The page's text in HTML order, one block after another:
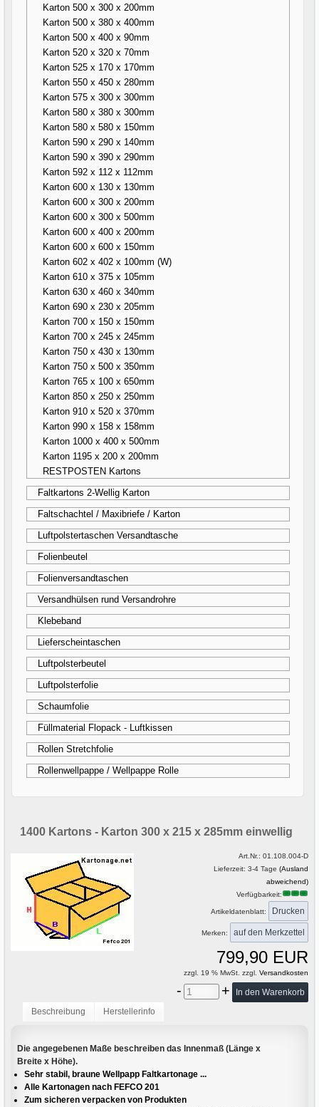
Karton 500 x 300 x 200mm
Karton 500 x 380 x 400mm
Karton 500 x 400 x 90mm
Karton 520 x 320 x 70mm
Karton 525 x 170 x 170mm
Karton 550 x 450 x 280mm
Karton 575 x 300 x 300mm
Karton 580 x 380 x 300mm
Karton 580 x 580 x 150mm
Karton 590 x 290 x 140mm
Karton 590 x 390 x 290mm
Karton 592 x 112 x 112mm
Karton 600 x 130 x 130mm
Karton 600 x 300 x 200mm
Karton 600 x 300 x 500mm
Karton 600 x 400 x 200mm
Karton 600 x 600 x 150mm
Karton 602 x 402 x 100mm (W)
Karton 610 x 375 x 105mm
Karton 630 x 460 x 340mm
Karton 690 x 230 x 205mm
Karton 700 x 150 x 150mm
Karton 700 x 245 x 245mm
Karton 750 x 430 x 130mm
Karton 750 x 500 x 350mm
Karton 765 x 100 x 650mm
Karton 850 x 250 x 250mm
Karton 910 x 520 x 370mm
Karton 990 x 158 x 158mm
Karton 1000 x 400 x 500mm
Karton 1195 x 200 x 200mm
RESTPOSTEN Kartons
Faltkartons 2-Wellig Karton
Faltschachtel / Maxibriefe / Karton
Luftpolstertaschen Versandtasche
Folienbeutel
Folienversandtaschen
Versandhülsen rund Versandrohre
Klebeband
Lieferscheintaschen
Luftpolsterbeutel
Luftpolsterfolie
Schaumfolie
Füllmaterial Flopack - Luftkissen
Rollen Stretchfolie
Rollenwellpappe / Wellpappe Rolle
1400 Kartons - Karton 300 x 215 x 285mm einwellig
Art.Nr.: 01.108.004-D
Lieferzeit: 3-4 Tage (Ausland
abweichend)
Verfügbarkeit:
Artikeldatenblatt: Drucken
Merken:
799,90 EUR
zzgl. 19 % MwSt. zzgl. Versandkosten
- +
Beschreibung Herstellerinfo
Die angegebenen Maße beschreiben das Innenmaß (Länge x
Breite x Höhe).
Sehr stabil, braune Wellpapp Faltkartonage ...
Alle Kartonagen nach FEFCO 201
Zum sicheren verpacken von Produkten